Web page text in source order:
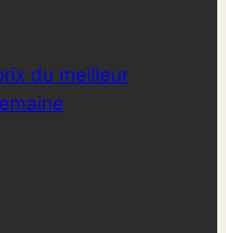
du meilleur